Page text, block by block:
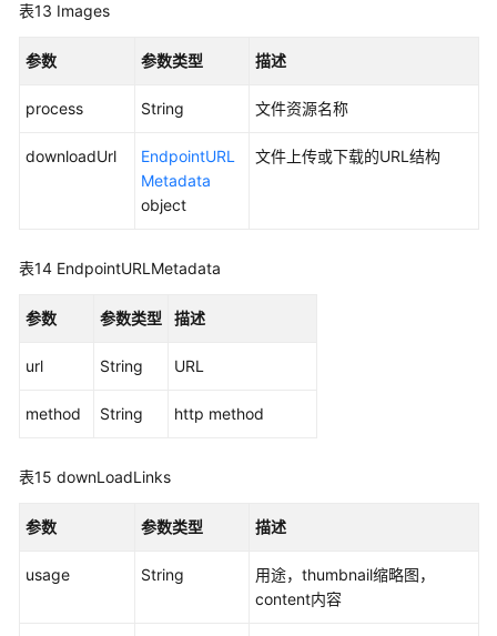
（SLA）
白
区
统
限
表13 Images
参数 参数类型 描述
process String 文件资源名称
downloadUrl
EndpointURL
Metadata
object
文件上传或下载的URL结构
表14 EndpointURLMetadata
参数 参数类型 描述
url String URL
method String http method
表15 downLoadLinks
参数 参数类型 描述
usage String
用途，thumbnail缩略图，
content内容